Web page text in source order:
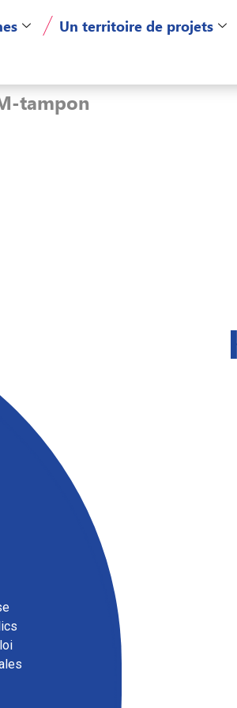
Un territoire de projets
tampon